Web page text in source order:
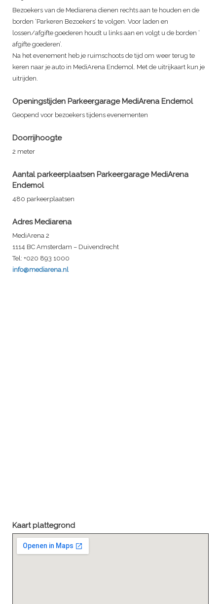
Bezoekers van de Mediarena dienen rechts aan te houden en de
borden ‘Parkeren Bezoekers’ te volgen. Voor laden en
lossen/afgifte goederen houdt u links aan en volgt u de borden ‘
afgifte goederen’.
Na het evenement heb je ruimschoots de tijd om weer terug te
keren naar je auto in MediArena Endemol. Met de uitrijkaart kun je
uitrijden.
Openingstijden Parkeergarage MediArena Endemol
Geopend voor bezoekers tijdens evenementen
Doorrijhoogte
2 meter
Aantal parkeerplaatsen Parkeergarage MediArena
Endemol
480 parkeerplaatsen
Adres Mediarena
MediArena 2
1114 BC Amsterdam – Duivendrecht
Tel: +020 893 1000
info@mediarena.nl
Kaart plattegrond